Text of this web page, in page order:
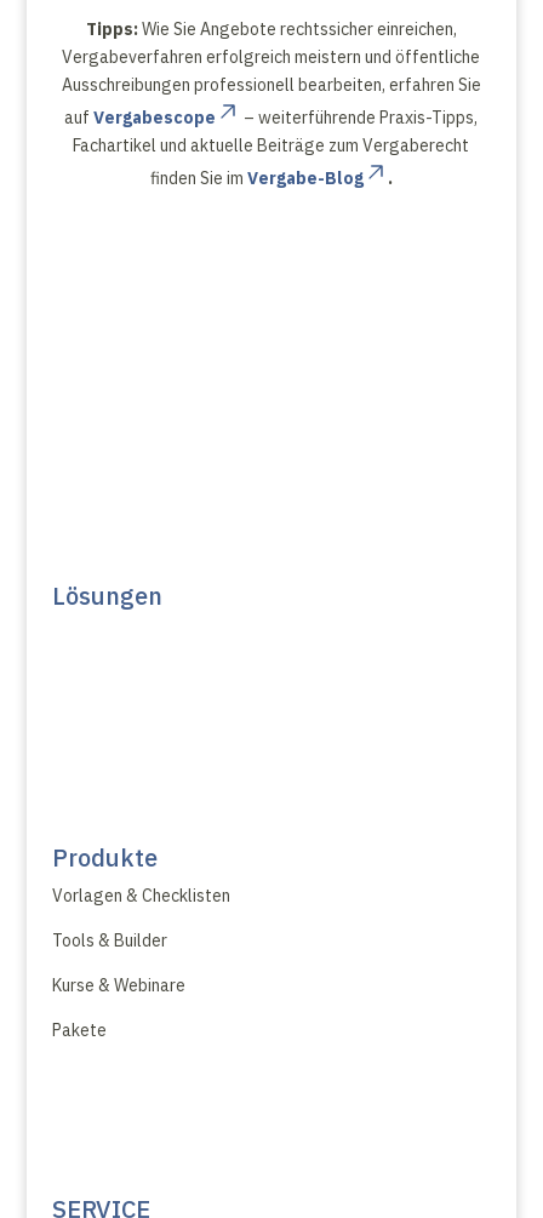
Tipps:Wie Sie Angebote rechtssicher einreichen,
Vergabeverfahren erfolgreich meistern und öffentliche
Ausschreibungen professionell bearbeiten, erfahren Sie
aufVergabescope
– weiterführende Praxis-Tipps,
Fachartikel und aktuelle Beiträge zum Vergaberecht
finden Sie im Vergabe-Blog .
Lösungen
Produkte
Vorlagen & Checklisten
Tools & Builder
Kurse & Webinare
Pakete
SERVICE